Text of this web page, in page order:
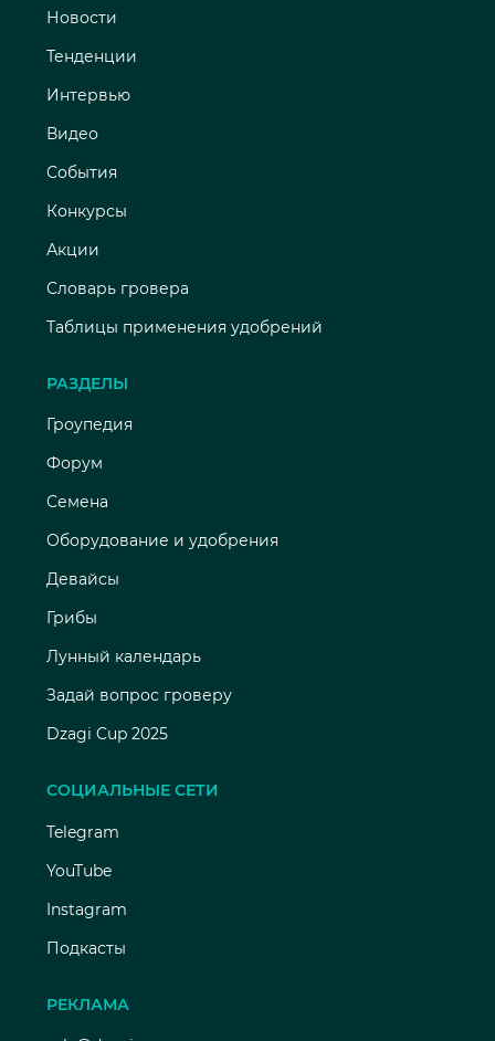
Новости
Тенденции
Интервью
Видео
События
Конкурсы
Акции
Словарь гровера
Таблицы применения удобрений
РАЗДЕЛЫ
Гроупедия
Форум
Семена
Оборудование и удобрения
Девайсы
Грибы
Лунный календарь
Задай вопрос гроверу
Dzagi Cup 2025
СОЦИАЛЬНЫЕ СЕТИ
Telegram
YouTube
Instagram
Подкасты
РЕКЛАМА